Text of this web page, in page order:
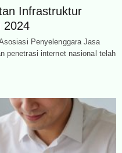
Infrastruktur
2024
Penyelenggara Jasa
penetrasi internet nasional telah